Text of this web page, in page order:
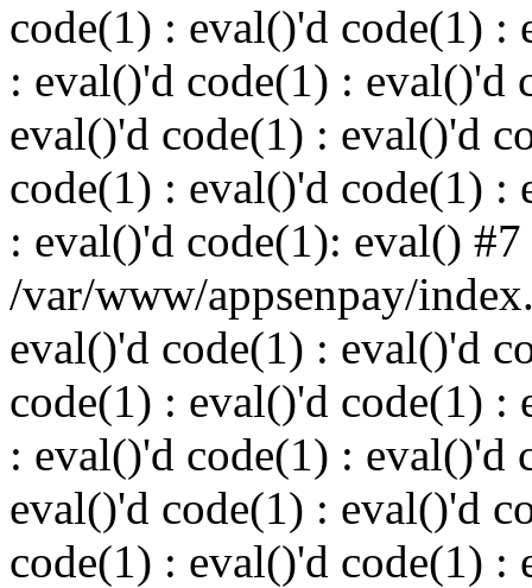
code(1) : eval()'d code(1) :
: eval()'d code(1) : eval()'d
eval()'d code(1) : eval()'d
code(1) : eval()'d code(1) :
: eval()'d code(1): eval() #7
/var/www/appsenpay/
eval()'d code(1) : eval()'d
code(1) : eval()'d code(1) :
: eval()'d code(1) : eval()'d
eval()'d code(1) : eval()'d
code(1) : eval()'d code(1) :